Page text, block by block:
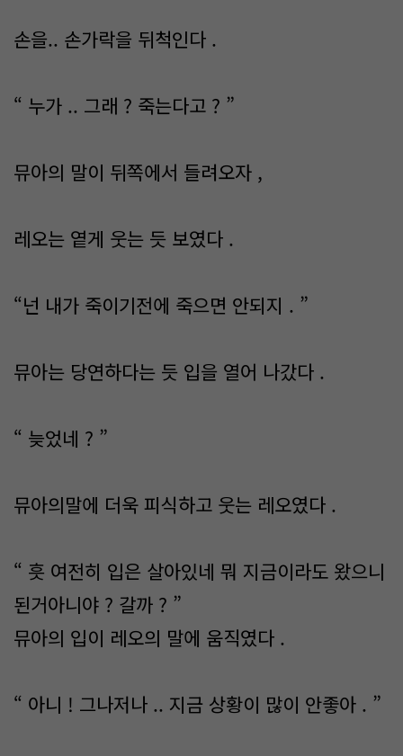
손을.. 손가락을 뒤척인다 .
“ 누가 .. 그래 ? 죽는다고 ? ”
뮤아의 말이 뒤쪽에서 들려오자 ,
레오는 옅게 웃는 듯 보였다 .
“넌 내가 죽이기전에 죽으면 안되지 . ”
뮤아는 당연하다는 듯 입을 열어 나갔다 .
“ 늦었네 ? ”
뮤아의말에 더욱 피식하고 웃는 레오였다 .
“ 흣 여전히 입은 살아있네 뭐 지금이라도 왔으니
된거아니야 ? 갈까 ? ”
뮤아의 입이 레오의 말에 움직였다 .
“ 아니 ! 그나저나 .. 지금 상황이 많이 안좋아 . ”